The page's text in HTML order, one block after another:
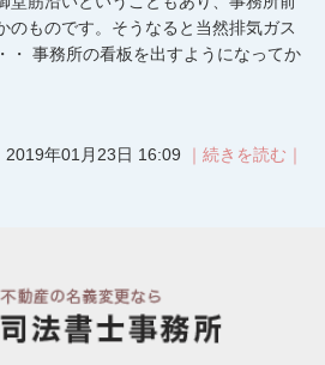
のものです。そうなると当然排気ガス
・ 事務所の看板を出すようになってか
2019年01月23日 16:09 ｜続きを読む｜